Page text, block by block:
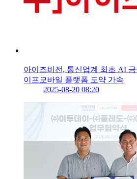
아이즈비전, 통신업계 최초 AI
이프모바일 플랫폼 도약 가속
2025-08-20 08:20